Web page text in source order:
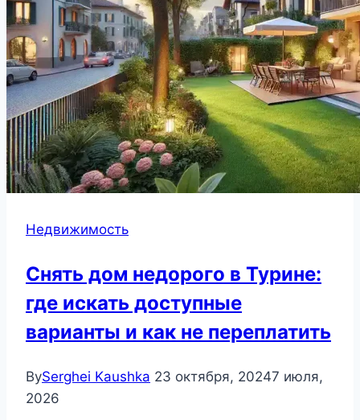
Недвижимость
Снять дом недорого в Турине:
где искать доступные
варианты и как не переплатить
BySerghei Kaushka 23 октября, 20247 июля,
2026